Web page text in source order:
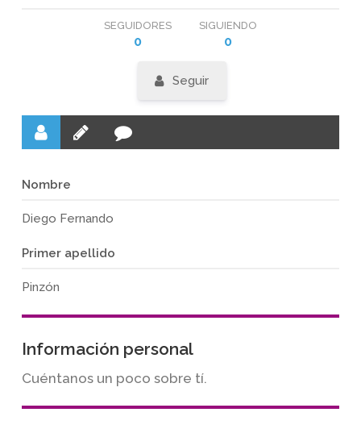
SEGUIDORES
0
SIGUIENDO
0
Seguir
Nombre
Diego Fernando
Primer apellido
Pinzón
Información personal
Cuéntanos un poco sobre tí.